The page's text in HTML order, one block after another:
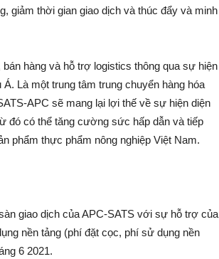
giảm thời gian giao dịch và thúc đẩy và minh
hàng và hỗ trợ logistics thông qua sự hiện
Là một trung tâm trung chuyển hàng hóa
APC sẽ mang lại lợi thế về sự hiện diện
đó có thể tăng cường sức hấp dẫn và tiếp
phẩm thực phẩm nông nghiệp Việt Nam.
giao dịch của APC-SATS với sự hỗ trợ của
nền tảng (phí đặt cọc, phí sử dụng nền
6 2021.